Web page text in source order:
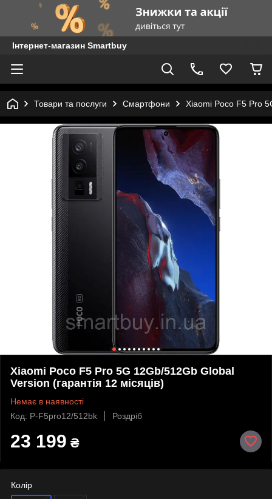
Інтернет-магазин Smartbuy
Товари та послуги Смартфони Xiaomi Poco F5 Pro
Xiaomi Poco F5 Pro 5G 12Gb/512Gb Global
Version (гарантія 12 місяців)
Немає в наявності
Код: P-F5pro12/512bk
Роздріб
23 199 ₴
Колір